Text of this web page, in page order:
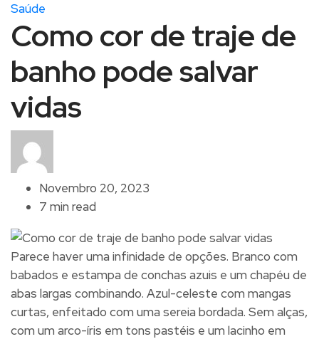
Saúde
Como cor de traje de
banho pode salvar
vidas
Novembro 20, 2023
7 min read
Parece haver uma infinidade de opções. Branco com
babados e estampa de conchas azuis e um chapéu de
abas largas combinando. Azul-celeste com mangas
curtas, enfeitado com uma sereia bordada. Sem alças,
com um arco-íris em tons pastéis e um lacinho em